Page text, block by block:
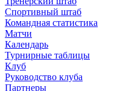
Спортивный штаб
Командная статистика
Матчи
Календарь
Турнирные таблицы
Клуб
Руководство клуба
Партнеры